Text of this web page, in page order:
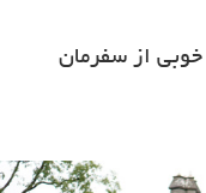
از سفرمان